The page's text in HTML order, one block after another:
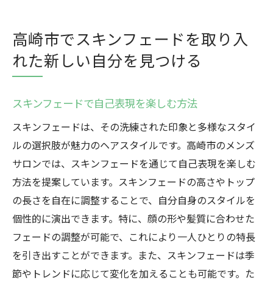
高崎市でスキンフェードを取り入
れた新しい自分を見つける
スキンフェードで自己表現を楽しむ方法
スキンフェードは、その洗練された印象と多様なスタイ
ルの選択肢が魅力のヘアスタイルです。高崎市のメンズ
サロンでは、スキンフェードを通じて自己表現を楽しむ
方法を提案しています。スキンフェードの高さやトップ
の長さを自在に調整することで、自分自身のスタイルを
個性的に演出できます。特に、顔の形や髪質に合わせた
フェードの調整が可能で、これにより一人ひとりの特長
を引き出すことができます。また、スキンフェードは季
節やトレンドに応じて変化を加えることも可能です。た